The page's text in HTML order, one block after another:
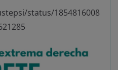
status/1854816008